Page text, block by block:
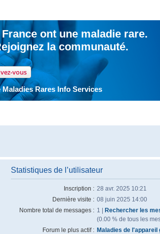
ont une maladie rare.
la communauté.
vous
Rares Info Services
Statistiques de l’utilisateur
Inscription : 28 avr. 2025 10:21
Dernière visite : 08 juin 2025 14:00
Nombre total de messages : 1 |
Rechercher les
(0.00 % de tous les
Forum le plus actif : Maladies de